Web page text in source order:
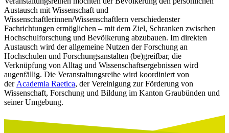
Austausch mit Wissenschaft und
Wissenschaftlerinnen/Wissenschaftlern verschiedenster
Fachrichtungen ermöglichen – mit dem Ziel, Schranken zwischen
Hochschulforschung und Bevölkerung abzubauen. Im direkten
Austausch wird der allgemeine Nutzen der Forschung an
Hochschulen und Forschungsanstalten (be)greifbar, die
Verknüpfung von Alltag und Wissenschaftsergebnissen wird
augenfällig. Die Veranstaltungsreihe wird koordiniert von
der Academia Raetica, der Vereinigung zur Förderung von
Wissenschaft, Forschung und Bildung im Kanton Graubünden und
seiner Umgebung.